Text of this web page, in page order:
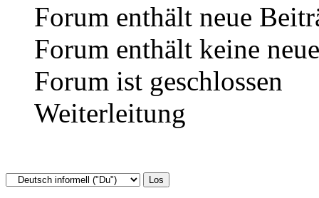
Forum enthält neue
Forum enthält keine
Forum ist geschlossen
Weiterleitung